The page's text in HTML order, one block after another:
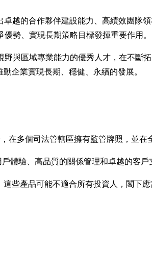
越的合作夥伴建設能力、高績效團隊
勢、實現長期策略目標發揮重要作用
與區域專業能力的優秀人才，在不斷
企業實現長期、穩健、永續的發展。
多個司法管轄區擁有監管牌照，並在
體驗、高品質的關係管理和卓越的客戶
些產品可能不適合所有投資人，閣下應